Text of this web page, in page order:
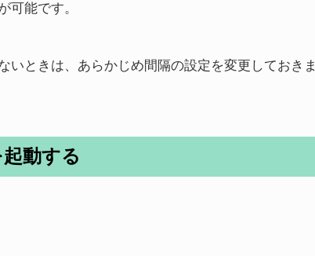
可能です。
いときは、あらかじめ間隔の設定を変更しておきま
動する